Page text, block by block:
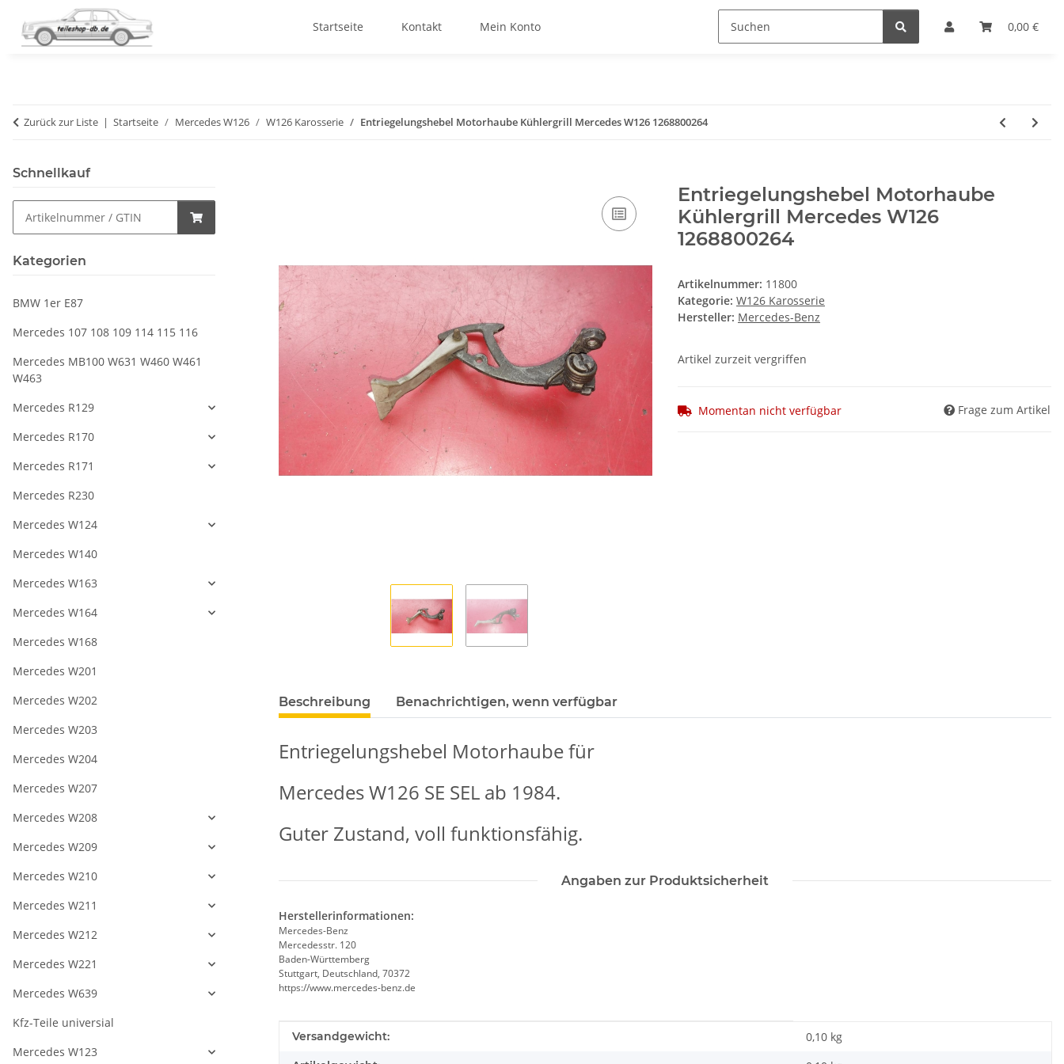
0,00 €
Startseite Kontakt Mein Konto
Zurück zur Liste Startseite Mercedes W126 W126 Karosserie Entriegelungshebel Motorhaube Kühlergrill Mercedes W126 1268800264
Entriegelungshebel Motorhaube
Kühlergrill Mercedes W126
1268800264
Artikelnummer: 11800
Kategorie: W126 Karosserie
Hersteller: Mercedes-Benz
Artikel zurzeit vergriffen
Momentan nicht verfügbar Frage zum Artikel
Beschreibung Benachrichtigen, wenn verfügbar
Entriegelungshebel Motorhaube für
Mercedes W126 SE SEL ab 1984.
Guter Zustand, voll funktionsfähig.
Angaben zur Produktsicherheit
Herstellerinformationen:
Mercedes-Benz
Mercedesstr. 120
Baden-Württemberg
Stuttgart, Deutschland, 70372
https://www.mercedes-benz.de
Produkteigenschaft
Wert
Versandgewicht: 0,10 kg
Schnellkauf
Kategorien
BMW 1er E87
Mercedes 107 108 109 114 115 116
Mercedes MB100 W631 W460 W461
W463
Mercedes R129
Mercedes R170
Mercedes R171
Mercedes R230
Mercedes W124
Mercedes W140
Mercedes W163
Mercedes W164
Mercedes W168
Mercedes W201
Mercedes W202
Mercedes W203
Mercedes W204
Mercedes W207
Mercedes W208
Mercedes W209
Mercedes W210
Mercedes W211
Mercedes W212
Mercedes W221
Mercedes W639
Kfz-Teile universial
Mercedes W123